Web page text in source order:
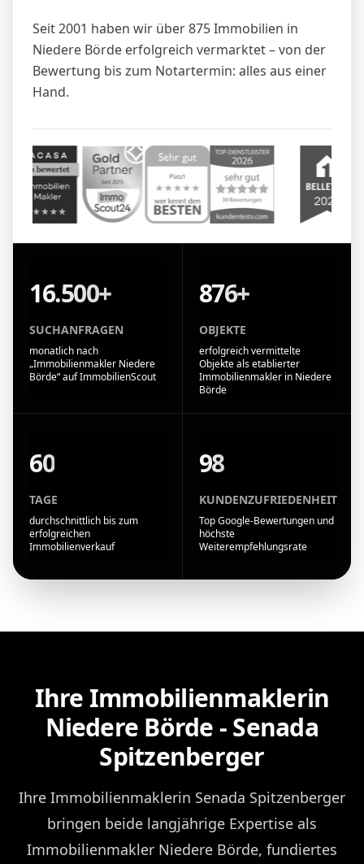
Seit 2001 haben wir über 875 Immobilien in
Niedere Börde erfolgreich vermarktet – von der
Bewertung bis zum Notartermin: alles aus einer
Hand.
16.500+
SUCHANFRAGEN
monatlich nach
„Immobilienmakler Niedere
Börde“ auf ImmobilienScout
876+
OBJEKTE
erfolgreich vermittelte
Objekte als etablierter
Immobilienmakler in Niedere
Börde
60
TAGE
durchschnittlich bis zum
erfolgreichen
Immobilienverkauf
98
KUNDENZUFRIEDENHEIT
Top Google-Bewertungen und
höchste
Weiterempfehlungsrate
Ihre Immobilienmaklerin
Niedere Börde - Senada
Spitzenberger
Ihre Immobilienmaklerin Senada Spitzenberger
bringen beide langjährige Expertise als
Immobilienmakler Niedere Börde, fundiertes